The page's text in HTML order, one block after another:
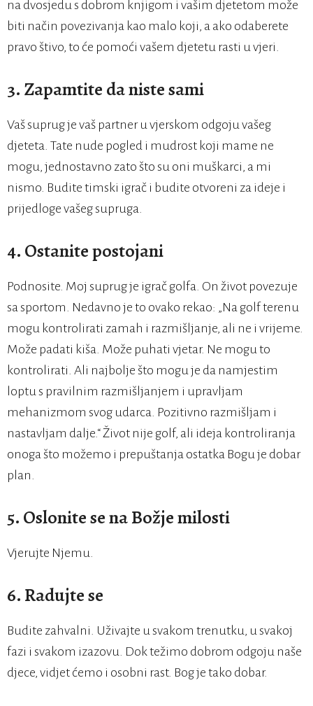
na dvosjedu s dobrom knjigom i vašim djetetom može
biti način povezivanja kao malo koji, a ako odaberete
pravo štivo, to će pomoći vašem djetetu rasti u vjeri.
3. Zapamtite da niste sami
Vaš suprug je vaš partner u vjerskom odgoju vašeg
djeteta. Tate nude pogled i mudrost koji mame ne
mogu, jednostavno zato što su oni muškarci, a mi
nismo. Budite timski igrač i budite otvoreni za ideje i
prijedloge vašeg supruga.
4. Ostanite postojani
Podnosite. Moj suprug je igrač golfa. On život povezuje
sa sportom. Nedavno je to ovako rekao: „Na golf terenu
mogu kontrolirati zamah i razmišljanje, ali ne i vrijeme.
Može padati kiša. Može puhati vjetar. Ne mogu to
kontrolirati. Ali najbolje što mogu je da namjestim
loptu s pravilnim razmišljanjem i upravljam
mehanizmom svog udarca. Pozitivno razmišljam i
nastavljam dalje.“ Život nije golf, ali ideja kontroliranja
onoga što možemo i prepuštanja ostatka Bogu je dobar
plan.
5. Oslonite se na Božje milosti
Vjerujte Njemu.
6. Radujte se
Budite zahvalni. Uživajte u svakom trenutku, u svakoj
fazi i svakom izazovu. Dok težimo dobrom odgoju naše
djece, vidjet ćemo i osobni rast. Bog je tako dobar.